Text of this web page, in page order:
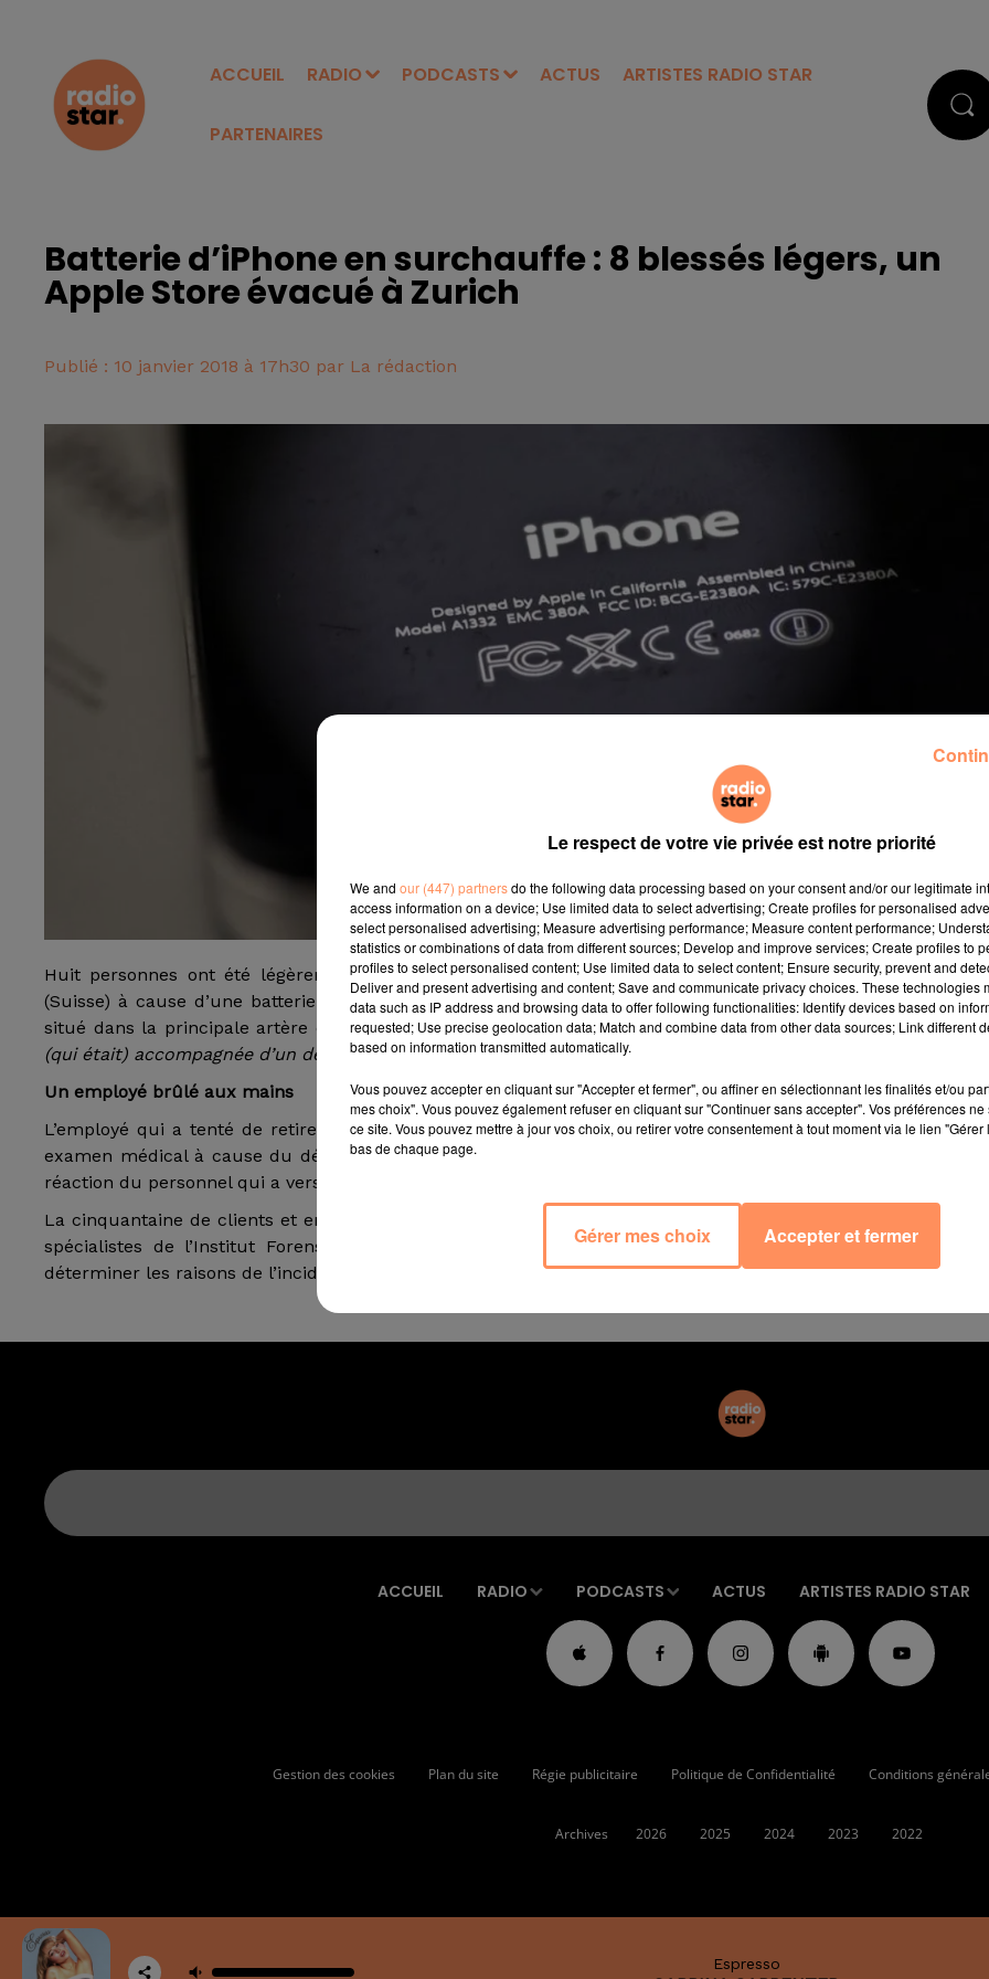
ACCUEIL RADIO PODCASTS ACTUS ARTISTES RADIO STAR
PARTENAIRES
Batterie d’iPhone en surchauffe : 8 blessés légers, un
Apple Store évacué à Zurich
Publié : 10 janvier 2018 à 17h30 par La rédaction
Huit personnes ont été légèrement blessées et un magasin Apple a dû être évacué mardi matin à
(Suisse) à cause d’une batterie d’iPhone en surchauffe. Un client est entré précipitamment dans ce
situé dans la principale artère commerciale de Zurich, près de la gare,"à cause d’une batterie en
(qui était) accompagnée d’un dégagement de fumée",a expliqué la police zurichoise dans un communiqué.
Un employé brûlé aux mains
L’employé qui a tenté de retirer la batterie a été légèrement brûlé aux mains et sept personnes ont subi
examen médical à cause du dégagement de fumée, selon
réaction du personnel qui a versé du sable de quartz sur la batterie pour contenir la fumée.
La cinquantaine de clients et employés qui se trouvaient dans le magasin ont été évacués par précaution.
spécialistes de l’Institut Forensique de Zurich étudient actuellement la batterie en cause pour tenter
déterminer les raisons de l’incident.
ACCUEIL RADIO PODCASTS ACTUS ARTISTES RADIO STAR
Espresso
Gestion des cookies Plan du site Régie publicitaire Politique de Confidentialité Conditions
Archives 2026 2025 2024 2023 2022
Le respect de votre vie privée est notre priorité
We and our (447) partnersdo the following data processing based on your consent and/or our legitimate
access information on a device; Use limited data to select advertising; Create profiles for personalised
select personalised advertising; Measure advertising performance; Measure content performance;
statistics or combinations of data from different sources; Develop and improve services; Create profiles to
profiles to select personalised content; Use limited data to select content; Ensure security, prevent and
Deliver and present advertising and content; Save and communicate privacy choices. These technologies
data such as IP address and browsing data to offer following functionalities: Identify devices based on
requested; Use precise geolocation data; Match and combine data from other data sources; Link different
based on information transmitted automatically.
Vous pouvez accepter en cliquant sur "Accepter et fermer", ou affiner en sélectionnant les finalités et/ou
mes choix". Vous pouvez également refuser en cliquant sur "Continuer sans accepter". Vos préférences
ce site. Vous pouvez mettre à jour vos choix, ou retirer votre consentement à tout moment via le lien
bas de chaque page.
Gérer mes choix Accepter et fermer